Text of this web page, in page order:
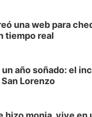
una web para
tiempo real
año soñado: el
Lorenzo